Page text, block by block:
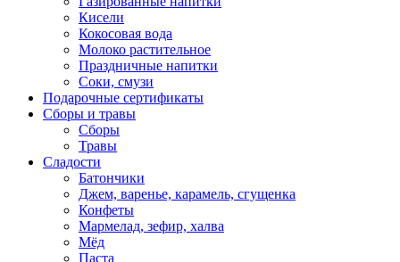
Кисели
Кокосовая вода
Молоко растительное
Праздничные напитки
Соки, смузи
Подарочные сертификаты
Сборы и травы
Сборы
Травы
Сладости
Батончики
Джем, варенье, карамель, сгущенка
Конфеты
Мармелад, зефир, халва
Мёд
Паста